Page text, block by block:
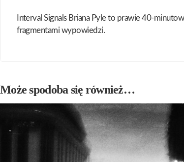
Interval Signals Briana Pyle to prawie 40-
fragmentami wypowiedzi.
Może spodoba się również…